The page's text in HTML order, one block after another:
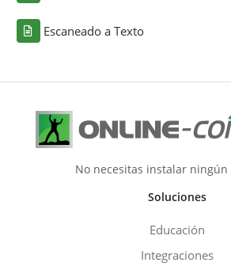
Escaneado a Texto
No necesitas instalar ningún
Soluciones
Educación
Integraciones